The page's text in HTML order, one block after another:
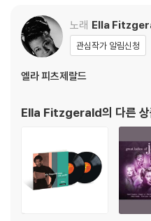
4) 디지털 다운로드 코드는 본사
※ 재생 불량
1) 침압 조절 기능이 없는 턴테이
모델) 다이내믹 사운드의 편차가
기기 문제로 인해 발생하는 재생
하니 침압 조절이 가능한 기기에
2) 디스크는 정전기와 먼지로 인
다. 전용 제품으로 이를 제거하면
3) 바늘에 먼지가 쌓이는 경우에
노래 Ella
관심작가 알림신청
엘라 피츠제랄드
Ella Fitzgerald의 다른